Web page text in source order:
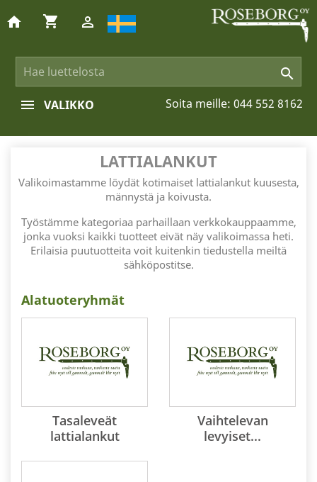

home shopping_cart 
Soita meille: 044 552 8162
VALIKKO
LATTIALANKUT
Valikoimastamme löydät kotimaiset lattialankut kuusesta,
männystä ja koivusta.
Työstämme kategoriaa parhaillaan verkkokauppaamme,
jonka vuoksi kaikki tuotteet eivät näy valikoimassa heti.
Erilaisia puutuotteita voit kuitenkin tiedustella meiltä
sähköpostitse.
Alatuoteryhmät
Tasaleveät
lattialankut
Vaihtelevan
levyiset...